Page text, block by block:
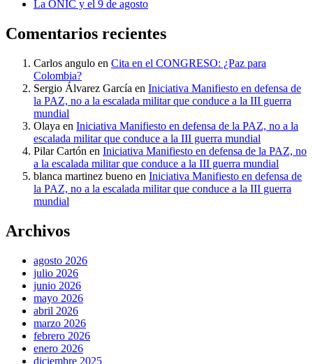
La ONIC y el 9 de agosto
Comentarios recientes
Carlos angulo en Cita en el CONGRESO: ¿Paz para
Colombia?
Sergio Álvarez García en Iniciativa Manifiesto en defensa de
la PAZ, no a la escalada militar que conduce a la III guerra
mundial
Olaya en Iniciativa Manifiesto en defensa de la PAZ, no a la
escalada militar que conduce a la III guerra mundial
Pilar Cartón en Iniciativa Manifiesto en defensa de la PAZ, no
a la escalada militar que conduce a la III guerra mundial
blanca martinez bueno en Iniciativa Manifiesto en defensa de
la PAZ, no a la escalada militar que conduce a la III guerra
mundial
Archivos
agosto 2026
julio 2026
junio 2026
mayo 2026
abril 2026
marzo 2026
febrero 2026
enero 2026
diciembre 2025